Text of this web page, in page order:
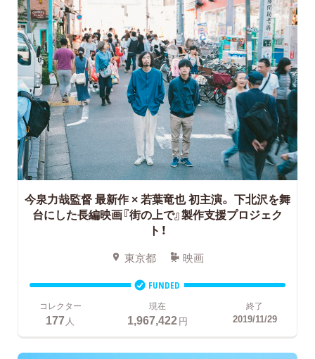
今泉力哉監督 最新作 × 若葉竜也 初主演。 下北沢を舞
台にした長編映画『街の上で』製作支援プロジェク
ト！
東京都 映画
FUNDED
コレクター
177人
現在
1,967,422円
終了
2019/11/29